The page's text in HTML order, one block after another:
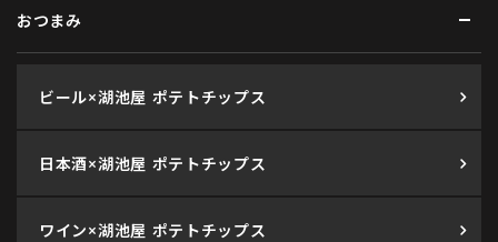
おつまみ
ビール×湖池屋 ポテトチップス
日本酒×湖池屋 ポテトチップス
ワイン×湖池屋 ポテトチップス